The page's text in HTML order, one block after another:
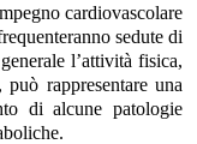
cardiovascolare
sedute di
l’attività fisica,
rappresentare una
di alcune patologie